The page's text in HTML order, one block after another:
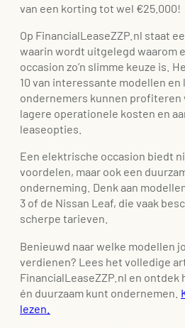
van een korting tot wel €25.000!
Op FinancialLeaseZZP.nl staat
waarin wordt uitgelegd waarom
occasion zo’n slimme keuze is.
10 van interessante modellen en
ondernemers kunnen profiteren
lagere operationele kosten en
leaseopties.
Een elektrische occasion biedt
voordelen, maar ook een
onderneming. Denk aan
3 of de Nissan Leaf, die vaak
scherpe tarieven.
Benieuwd naar welke modellen
verdienen? Lees het volledige
FinancialLeaseZZP.nl en ontdek
én duurzaam kunt ondernemen.
lezen.